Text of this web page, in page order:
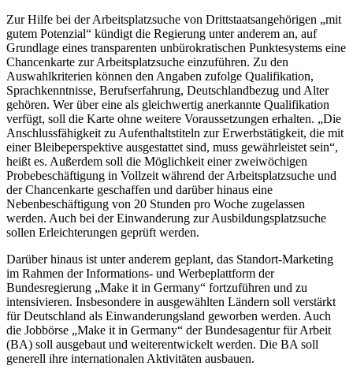
Zur Hilfe bei der Arbeitsplatzsuche von Drittstaatsangehörigen „mit
gutem Potenzial“ kündigt die Regierung unter anderem an, auf
Grundlage eines transparenten unbürokratischen Punktesystems eine
Chancenkarte zur Arbeitsplatzsuche einzuführen. Zu den
Auswahlkriterien können den Angaben zufolge Qualifikation,
Sprachkenntnisse, Berufserfahrung, Deutschlandbezug und Alter
gehören. Wer über eine als gleichwertig anerkannte Qualifikation
verfügt, soll die Karte ohne weitere Voraussetzungen erhalten. „Die
Anschlussfähigkeit zu Aufenthaltstiteln zur Erwerbstätigkeit, die mit
einer Bleibeperspektive ausgestattet sind, muss gewährleistet sein“,
heißt es. Außerdem soll die Möglichkeit einer zweiwöchigen
Probebeschäftigung in Vollzeit während der Arbeitsplatzsuche und
der Chancenkarte geschaffen und darüber hinaus eine
Nebenbeschäftigung von 20 Stunden pro Woche zugelassen
werden. Auch bei der Einwanderung zur Ausbildungsplatzsuche
sollen Erleichterungen geprüft werden.
Darüber hinaus ist unter anderem geplant, das Standort-Marketing
im Rahmen der Informations- und Werbeplattform der
Bundesregierung „Make it in Germany“ fortzuführen und zu
intensivieren. Insbesondere in ausgewählten Ländern soll verstärkt
für Deutschland als Einwanderungsland geworben werden. Auch
die Jobbörse „Make it in Germany“ der Bundesagentur für Arbeit
(BA) soll ausgebaut und weiterentwickelt werden. Die BA soll
generell ihre internationalen Aktivitäten ausbauen.